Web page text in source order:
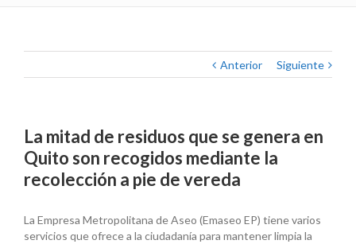
Anterior Siguiente
La mitad de residuos que se genera en
Quito son recogidos mediante la
recolección a pie de vereda
La Empresa Metropolitana de Aseo (Emaseo EP) tiene varios
servicios que ofrece a la ciudadanía para mantener limpia la